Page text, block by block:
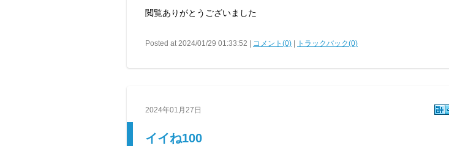
閲覧ありがとうございました
Posted at 2024/01/29 01:33:52 | コメント(0) トラックバック(0)
2024年01月27日
イイね100